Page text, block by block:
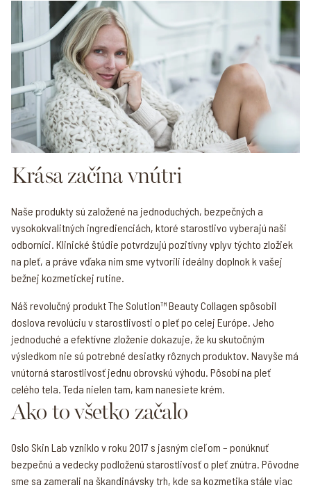
Krása začína vnútri
Naše produkty sú založené na jednoduchých, bezpečných a
vysokokvalitných ingredienciách, ktoré starostlivo vyberajú naši
odborníci. Klinické štúdie potvrdzujú pozitívny vplyv týchto zložiek
na pleť, a práve vďaka nim sme vytvorili ideálny doplnok k vašej
bežnej kozmetickej rutine.
Náš revolučný produkt The Solution™ Beauty Collagen spôsobil
doslova revolúciu v starostlivosti o pleť po celej Európe. Jeho
jednoduché a efektívne zloženie dokazuje, že ku skutočným
výsledkom nie sú potrebné desiatky rôznych produktov. Navyše má
vnútorná starostlivosť jednu obrovskú výhodu. Pôsobí na pleť
celého tela. Teda nielen tam, kam nanesiete krém.
Ako to všetko začalo
Oslo Skin Lab vzniklo v roku 2017 s jasným cieľom – ponúknuť
bezpečnú a vedecky podloženú starostlivosť o pleť znútra. Pôvodne
sme sa zamerali na škandinávsky trh, kde sa kozmetika stále viac